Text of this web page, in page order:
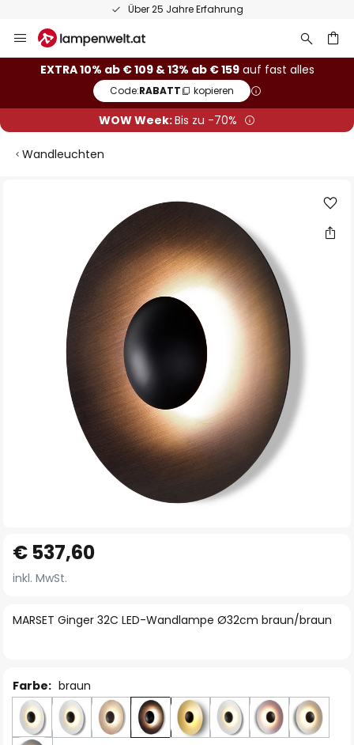
Über 25 Jahre Erfahrung
Inhalt
springen
EXTRA 10% ab € 109 & 13% ab € 159auf fast alles
Code:RABATT kopieren
WOW Week:Bis zu -70%
Wandleuchten
Anfang
der
springen
MARSET Ginger 32C LED-Wandlampe Ø32cm braun/braun
€ 537,60
inkl. MwSt.
Farbe: braun